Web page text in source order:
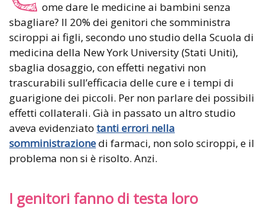
ome dare le medicine ai bambini senza
sbagliare? Il 20% dei genitori che somministra
sciroppi ai figli, secondo uno studio della Scuola di
medicina della New York University (Stati Uniti),
sbaglia dosaggio, con effetti negativi non
trascurabili sull’efficacia delle cure e i tempi di
guarigione dei piccoli. Per non parlare dei possibili
effetti collaterali. Già in passato un altro studio
aveva evidenziato tanti errori nella
somministrazionedi farmaci, non solo sciroppi, e il
problema non si è risolto. Anzi.
I genitori fanno di testa loro